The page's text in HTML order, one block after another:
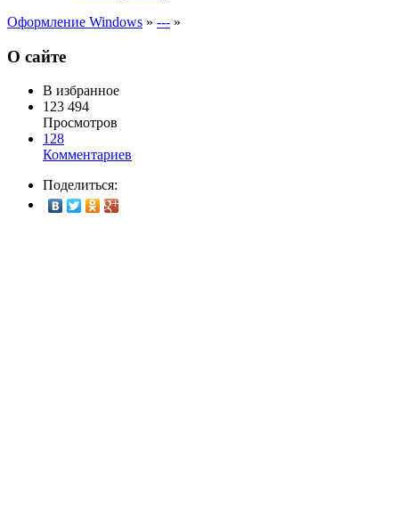
Оформление Windows » --- »
О сайте
В избранное
123 494
Просмотров
128
Комментариев
Поделиться: